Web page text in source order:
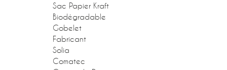
Sac Papier Kraft
Biodégradable
Gobelet
Fabricant
Solia
Comatec